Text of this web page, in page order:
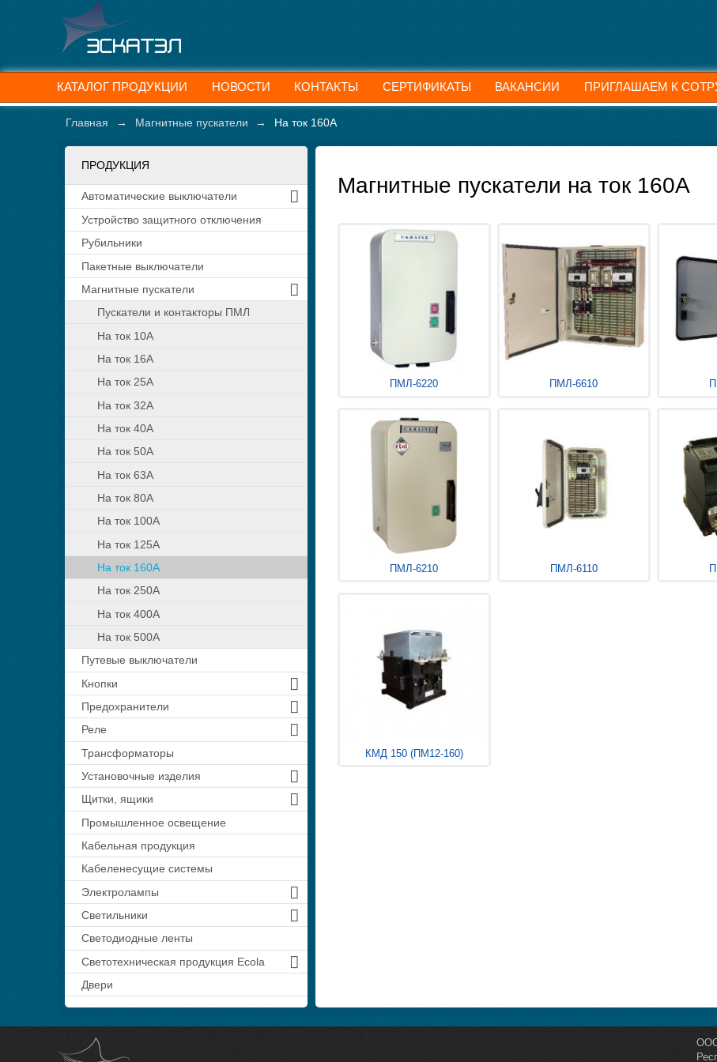
Магнитные пускатели на ток 160А
ПМЛ-6220 ПМЛ-6610
ПМЛ-6210 ПМЛ-6110
КМД 150 (ПМ12-160)
ПРОДУКЦИЯ
Автоматические выключатели
Устройство защитного отключения
Рубильники
Пакетные выключатели
Магнитные пускатели
Пускатели и контакторы ПМЛ
На ток 10А
На ток 16А
На ток 25А
На ток 32А
На ток 40А
На ток 50А
На ток 63А
На ток 80А
На ток 100А
На ток 125А
На ток 160А
На ток 250А
На ток 400А
На ток 500А
Путевые выключатели
Кнопки
Предохранители
Реле
Трансформаторы
Установочные изделия
Щитки, ящики
Промышленное освещение
Кабельная продукция
Кабеленесущие системы
Электролампы
Светильники
Светодиодные ленты
Светотехническая продукция Ecola
Двери
Главная → Магнитные пускатели → На ток 160А
КАТАЛОГ ПРОДУКЦИИ НОВОСТИ КОНТАКТЫ СЕРТИФИКАТЫ ВАКАНСИИ ПРИГЛАШАЕМ К
ООО